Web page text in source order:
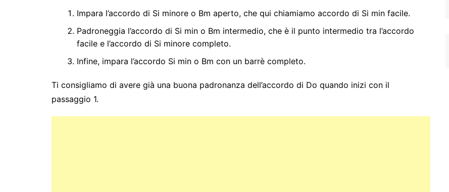
Impara l’accordo di Si minore o Bm aperto, che qui chiamiamo accordo di Si min facile.
Padroneggia l’accordo di Si min o Bm intermedio, che è il punto intermedio tra l’accordo
facile e l’accordo di Si minore completo.
Infine, impara l’accordo Si min o Bm con un barrè completo.
Ti consigliamo di avere già una buona padronanza dell’accordo di Do quando inizi con il
passaggio 1.